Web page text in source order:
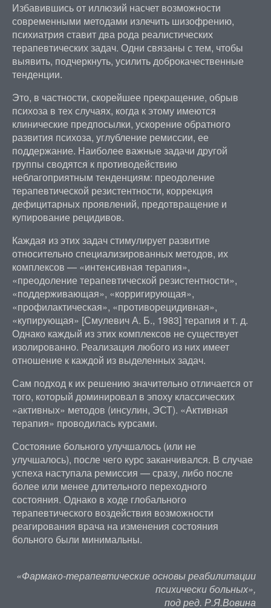
Избавившись от иллюзий насчет возможности
современными методами излечить шизофрению,
психиатрия ставит два рода реалистических
терапевтических задач. Одни связаны с тем, чтобы
выявить, подчеркнуть, усилить доброкачественные
тенденции.
Это, в частности, скорейшее прекращение, обрыв
психоза в тех случаях, когда к этому имеются
клинические предпосылки, ускорение обратного
развития психоза, углубление ремиссии, ее
поддержание. Наиболее важные задачи другой
группы сводятся к противодействию
неблагоприятным тенденциям: преодоление
терапевтической резистентности, коррекция
дефицитарных проявлений, предотвращение и
купирование рецидивов.
Каждая из этих задач стимулирует развитие
относительно специализированных методов, их
комплексов — «интенсивная терапия»,
«преодоление терапевтической резистентности»,
«поддерживающая», «корригирующая»,
«профилактическая», «противорецидивная»,
«купирующая» [Смулевич А. Б., 1983] терапия и т. д.
Однако каждый из этих комплексов не существует
изолированно. Реализация любого из них имеет
отношение к каждой из выделенных задач.
Сам подход к их решению значительно отличается от
того, который доминировал в эпоху классических
«активных» методов (инсулин, ЭСТ). «Активная
терапия» проводилась курсами.
Состояние больного улучшалось (или не
улучшалось), после чего курс заканчивался. В случае
успеха наступала ремиссия — сразу, либо после
более или менее длительного переходного
состояния. Однако в ходе глобального
терапевтического воздействия возможности
реагирования врача на изменения состояния
больного были минимальны.
«Фармако-терапевтические основы реабилитации
психически больных»,
под ред. Р.Я.Вовина